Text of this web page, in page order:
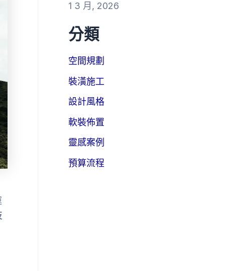
1 3 月, 2026
分類
空間規劃
裝潢施工
設計風格
軟裝佈置
靈感案例
預算流程